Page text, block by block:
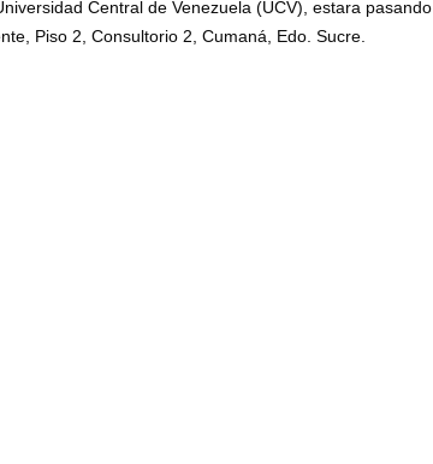
Central de Venezuela (UCV), estara pasando
Piso 2, Consultorio 2, Cumaná, Edo. Sucre.